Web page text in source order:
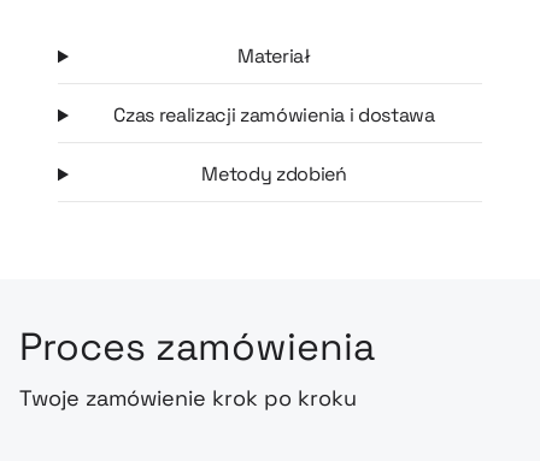
Materiał
Czas realizacji zamówienia i dostawa
Metody zdobień
Proces zamówienia
Twoje zamówienie krok po kroku